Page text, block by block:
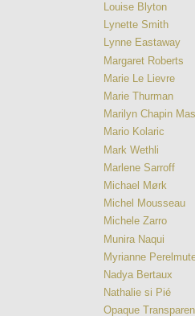
Louise Blyton
Lynette Smith
Lynne Eastaway
Margaret Roberts
Marie Le Lievre
Marie Thurman
Marilyn Chapin
Mario Kolaric
Mark Wethli
Marlene Sarroff
Michael Mørk
Michel Mousseau
Michele Zarro
Munira Naqui
Myrianne
Nadya Bertaux
Nathalie si Pié
Opaque